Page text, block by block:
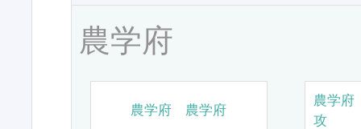
農学府
農学府 農学府
農学
攻